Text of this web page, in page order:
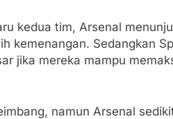
kedua tim, Arsenal
kemenangan. Sedangkan
jika mereka mampu
namun Arsenal